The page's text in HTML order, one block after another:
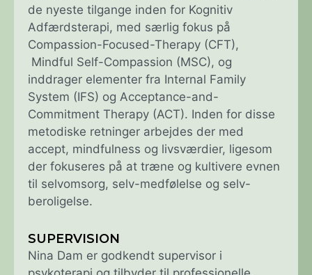
de nyeste tilgange inden for Kognitiv
Adfærdsterapi, med særlig fokus på
Compassion-Focused-Therapy (CFT),
Mindful Self-Compassion (MSC), og
inddrager elementer fra Internal Family
System (IFS) og Acceptance-and-
Commitment Therapy (ACT). Inden for disse
metodiske retninger arbejdes der med
accept, mindfulness og livsværdier, ligesom
der fokuseres på at træne og kultivere evnen
til selvomsorg, selv-medfølelse og selv-
beroligelse.
SUPERVISION
Nina Dam er godkendt supervisor i